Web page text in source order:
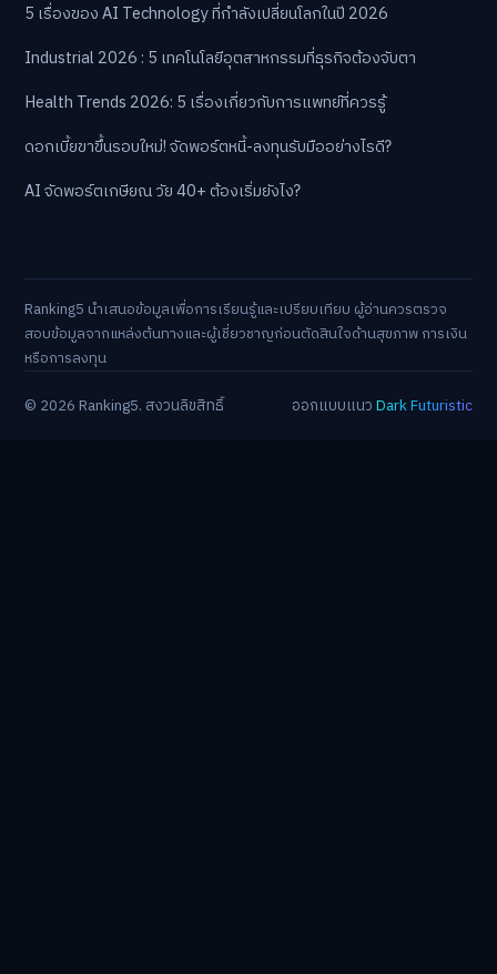
5 เรื่องของ AI Technology ที่กำลังเปลี่ยนโลกในปี 2026
Industrial 2026 : 5 เทคโนโลยีอุตสาหกรรมที่ธุรกิจต้องจับตา
Health Trends 2026: 5 เรื่องเกี่ยวกับการแพทย์ที่ควรรู้
ดอกเบี้ยขาขึ้นรอบใหม่! จัดพอร์ตหนี้-ลงทุนรับมืออย่างไรดี?
AI จัดพอร์ตเกษียณ วัย 40+ ต้องเริ่มยังไง?
Ranking5 นำเสนอข้อมูลเพื่อการเรียนรู้และเปรียบเทียบ ผู้อ่านควรตรวจ
สอบข้อมูลจากแหล่งต้นทางและผู้เชี่ยวชาญก่อนตัดสินใจด้านสุขภาพ การเงิน
หรือการลงทุน
© 2026 Ranking5. สงวนลิขสิทธิ์
ออกแบบแนวDark Futuristic